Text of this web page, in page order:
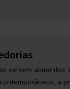
servem alimentos
a